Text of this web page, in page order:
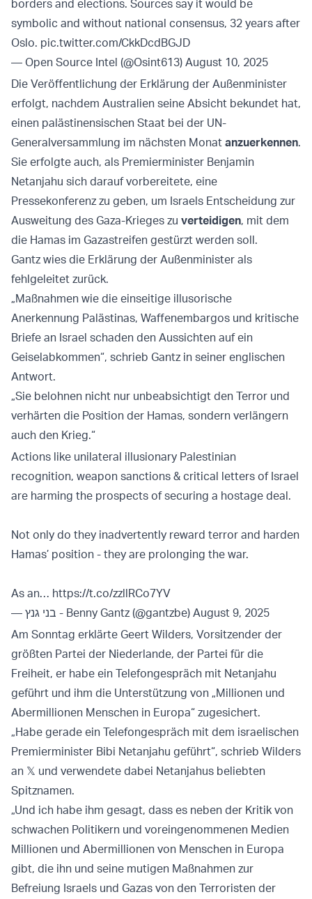
borders and elections. Sources say it would be
symbolic and without national consensus, 32 years after
Oslo. pic.twitter.com/CkkDcdBGJD
— Open Source Intel (@Osint613) August 10, 2025
Die Veröffentlichung der Erklärung der Außenminister
erfolgt, nachdem Australien seine Absicht bekundet hat,
einen palästinensischen Staat bei der UN-
Generalversammlung im nächsten Monat anzuerkennen.
Sie erfolgte auch, als Premierminister Benjamin
Netanjahu sich darauf vorbereitete, eine
Pressekonferenz zu geben, um Israels Entscheidung zur
Ausweitung des Gaza-Krieges zu verteidigen, mit dem
die Hamas im Gazastreifen gestürzt werden soll.
Gantz wies die Erklärung der Außenminister als
fehlgeleitet zurück.
„Maßnahmen wie die einseitige illusorische
Anerkennung Palästinas, Waffenembargos und kritische
Briefe an Israel schaden den Aussichten auf ein
Geiselabkommen“, schrieb Gantz in seiner englischen
Antwort.
„Sie belohnen nicht nur unbeabsichtigt den Terror und
verhärten die Position der Hamas, sondern verlängern
auch den Krieg.“
Actions like unilateral illusionary Palestinian
recognition, weapon sanctions & critical letters of Israel
are harming the prospects of securing a hostage deal.
Not only do they inadvertently reward terror and harden
Hamas’ position - they are prolonging the war.
As an… https://t.co/zzllRCo7YV
— בני גנץ - Benny Gantz (@gantzbe) August 9, 2025
Am Sonntag erklärte Geert Wilders, Vorsitzender der
größten Partei der Niederlande, der Partei für die
Freiheit, er habe ein Telefongespräch mit Netanjahu
geführt und ihm die Unterstützung von „Millionen und
Abermillionen Menschen in Europa“ zugesichert.
„Habe gerade ein Telefongespräch mit dem israelischen
Premierminister Bibi Netanjahu geführt“, schrieb Wilders
an 𝕏 und verwendete dabei Netanjahus beliebten
Spitznamen.
„Und ich habe ihm gesagt, dass es neben der Kritik von
schwachen Politikern und voreingenommenen Medien
Millionen und Abermillionen von Menschen in Europa
gibt, die ihn und seine mutigen Maßnahmen zur
Befreiung Israels und Gazas von den Terroristen der